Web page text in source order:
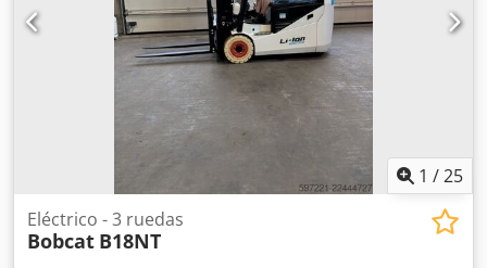
1 /25
Eléctrico - 3 ruedas
Bobcat B18NT